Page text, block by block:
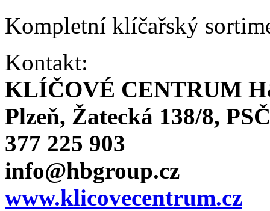
Kompletní klíčařský
Kontakt:
KLÍČOVÉ CENTRUM
Plzeň, Žatecká 138/8,
377 225 903
info@hbgroup.cz
www.klicovecentrum.cz